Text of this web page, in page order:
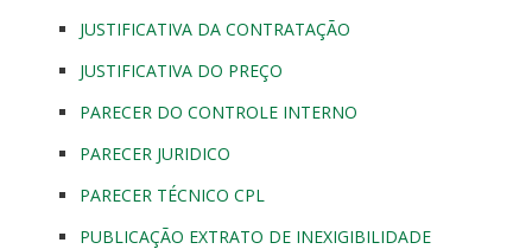
JUSTIFICATIVA DA CONTRATAÇÃO
JUSTIFICATIVA DO PREÇO
PARECER DO CONTROLE INTERNO
PARECER JURIDICO
PARECER TÉCNICO CPL
PUBLICAÇÃO EXTRATO DE INEXIGIBILIDADE